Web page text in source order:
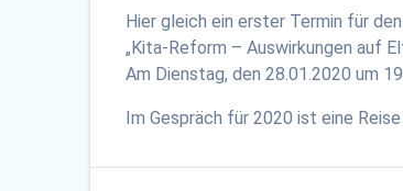
Hier gleich ein erster Termin für
„Kita-Reform – Auswirkungen auf
Am Dienstag, den 28.01.2020 um
Im Gespräch für 2020 ist eine